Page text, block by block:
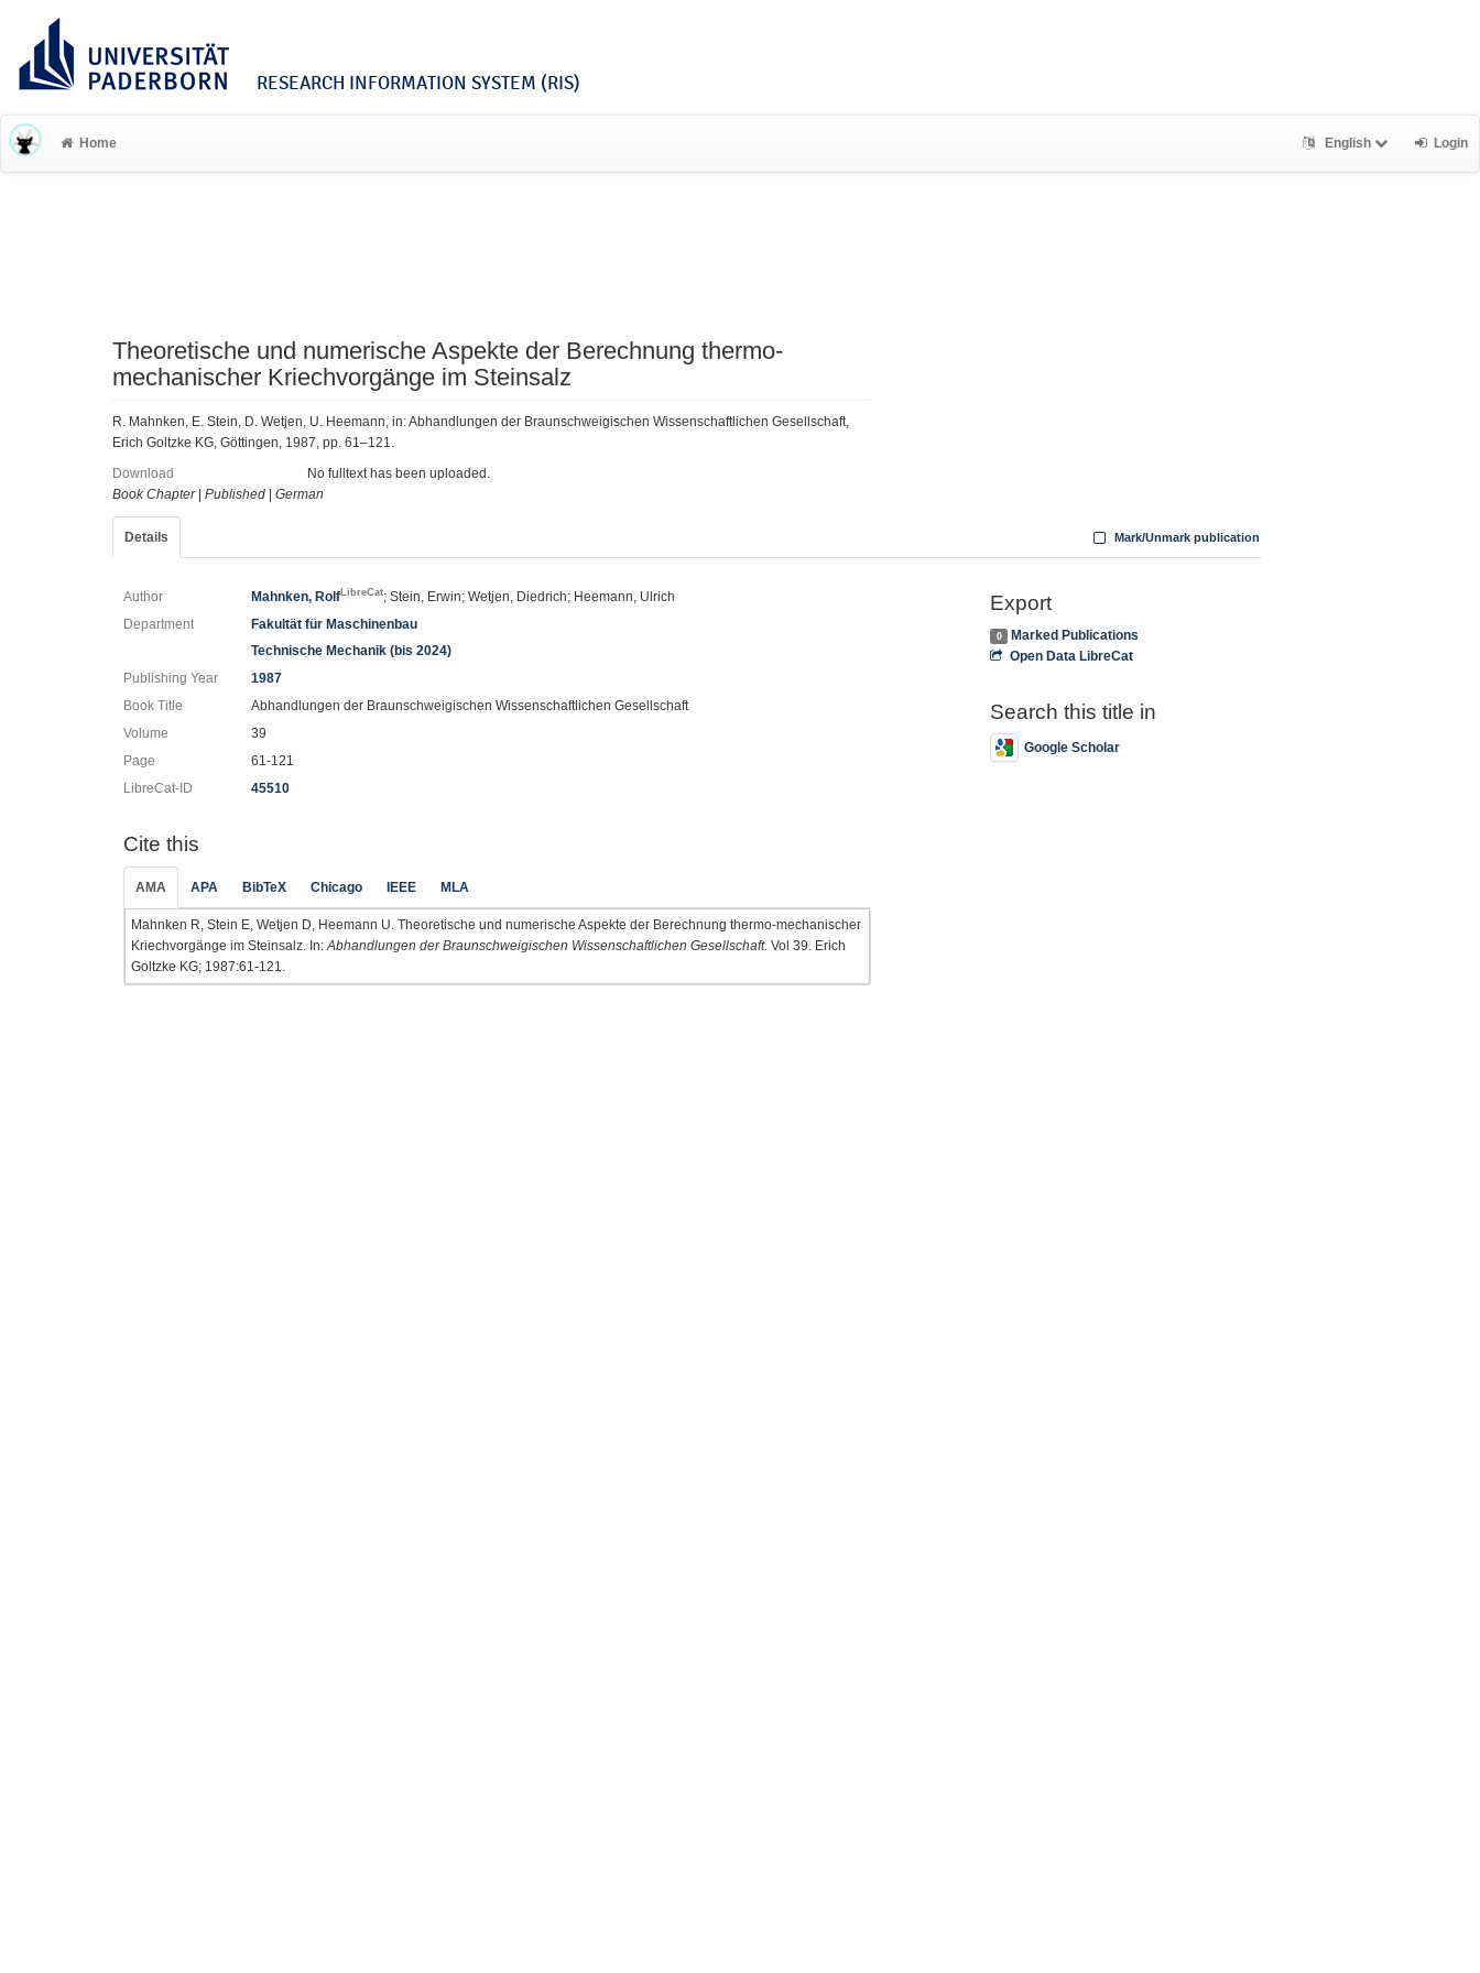
RESEARCH INFORMATION SYSTEM (RIS)
Home English Login
Theoretische und numerische Aspekte der Berechnung thermo-
mechanischer Kriechvorgänge im Steinsalz
R. Mahnken, E. Stein, D. Wetjen, U. Heemann, in: Abhandlungen der Braunschweigischen Wissenschaftlichen Gesellschaft,
Erich Goltzke KG, Göttingen, 1987, pp. 61–121.
Download
No fulltext has been uploaded.
Book Chapter| Published German
Details Mark/Unmark publication
Author Mahnken, RolfLibreCat; Stein, Erwin; Wetjen, Diedrich; Heemann, Ulrich
Department
Fakultät für Maschinenbau
Technische Mechanik (bis 2024)
Publishing Year
1987
Book Title
Abhandlungen der Braunschweigischen Wissenschaftlichen Gesellschaft
Volume
39
Page
61-121
LibreCat-ID
45510
Cite this
AMA APA BibTeX Chicago IEEE MLA
Mahnken R, Stein E, Wetjen D, Heemann U. Theoretische und numerische Aspekte der Berechnung thermo-mechanischer
Kriechvorgänge im Steinsalz. In: Abhandlungen der Braunschweigischen Wissenschaftlichen Gesellschaft. Vol 39. Erich
Goltzke KG; 1987:61-121.
Export
0
Marked Publications
Open Data LibreCat
Search this title in
Google Scholar